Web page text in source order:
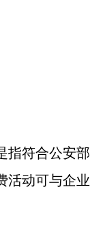
指符合公安
活动可与企